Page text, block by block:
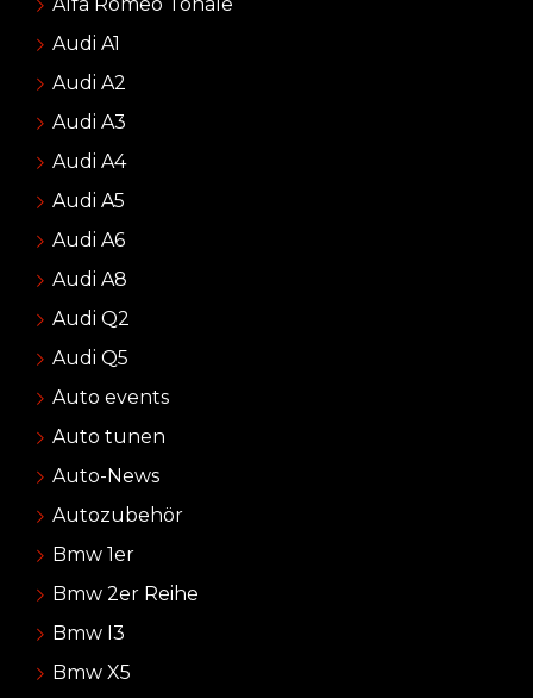
Audi A1
Audi A2
Audi A3
Audi A4
Audi A5
Audi A6
Audi A8
Audi Q2
Audi Q5
Auto events
Auto tunen
Auto-News
Autozubehör
Bmw 1er
Bmw 2er Reihe
Bmw I3
Bmw X5